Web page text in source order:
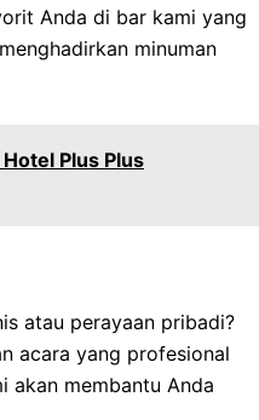
Anda di bar kami yang
minuman
Plus Plus
atau perayaan pribadi?
acara yang profesional
akan membantu Anda